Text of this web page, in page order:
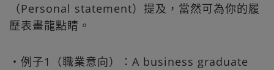
（Personal statement）提及，當然可為你的履
歷表畫龍點睛。
・例子1（職業意向）：A business graduate